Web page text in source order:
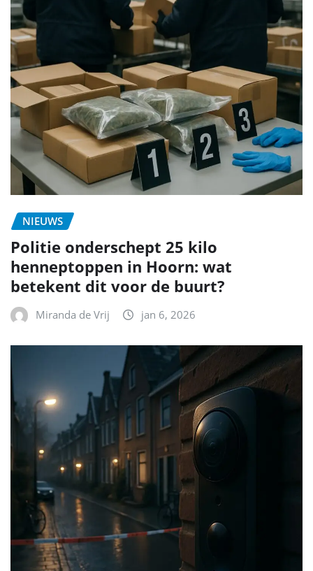
NIEUWS
Politie onderschept 25 kilo
henneptoppen in Hoorn: wat
betekent dit voor de buurt?
Miranda de Vrij jan 6, 2026